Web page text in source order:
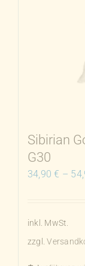
gewählt
werden
Sibirian
G30
34,90€ –
inkl. MwSt.
zzgl.